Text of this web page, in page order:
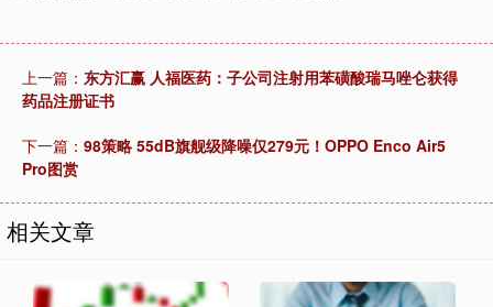
上一篇： 东方汇赢 人福医药：子公司注射用苯磺酸瑞马唑仑获得
药品注册证书
下一篇： 98策略 55dB旗舰级降噪仅279元！OPPO Enco Air5
Pro图赏
相关文章